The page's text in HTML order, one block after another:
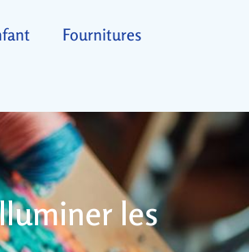
Fournitures
les